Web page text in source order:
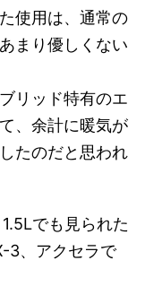
使用は、通常の
まり優しくない
リッド特有のエ
、余計に暖気が
たのだと思われ
でも見られた
3、アクセラで